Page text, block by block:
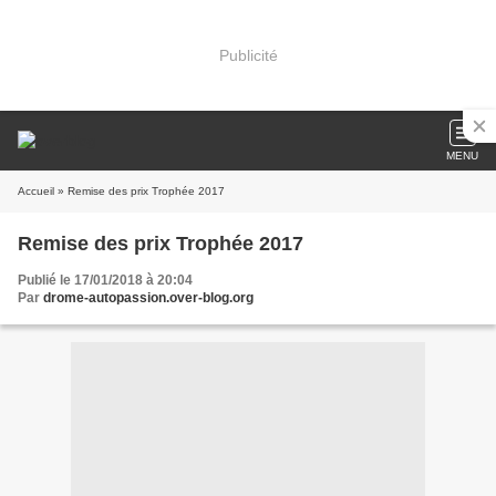
Publicité
MENU
Accueil » Remise des prix Trophée 2017
Remise des prix Trophée 2017
Publié le 17/01/2018 à 20:04
Par drome-autopassion.over-blog.org